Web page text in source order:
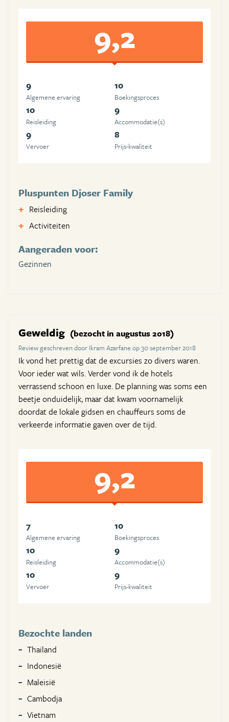
9,2
9
Algemene ervaring
10
Boekingsproces
10
Reisleiding
9
Accommodatie(s)
9
Vervoer
8
Prijs-kwaliteit
Pluspunten Djoser Family
Reisleiding
Activiteiten
Aangeraden voor:
Gezinnen
Geweldig (bezocht in augustus 2018)
Review geschreven door Ikram Azarfane op 30 september 2018
Ik vond het prettig dat de excursies zo divers waren.
Voor ieder wat wils. Verder vond ik de hotels
verrassend schoon en luxe. De planning was soms een
beetje onduidelijk, maar dat kwam voornamelijk
doordat de lokale gidsen en chauffeurs soms de
verkeerde informatie gaven over de tijd.
9,2
7
Algemene ervaring
10
Boekingsproces
10
Reisleiding
9
Accommodatie(s)
10
Vervoer
9
Prijs-kwaliteit
Bezochte landen
Thailand
Indonesië
Maleisië
Cambodja
Vietnam